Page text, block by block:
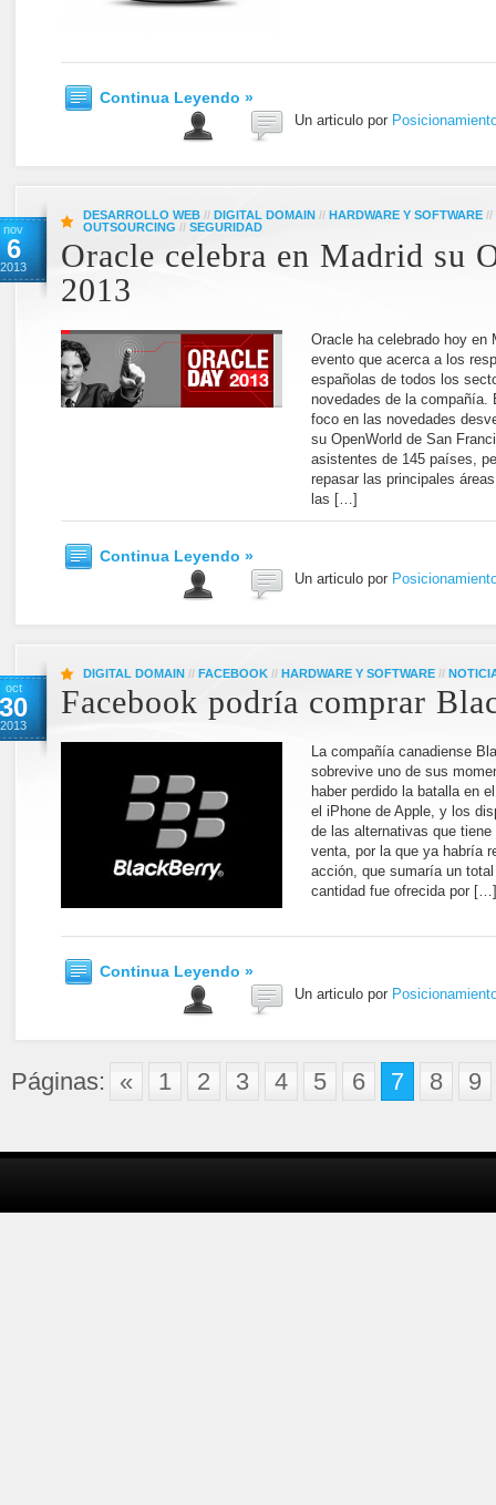
Continua Leyendo »
Un articulo por
nov
6
2013
DESARROLLO WEB // DIGITAL DOMAIN // HARDWARE Y SOFTWARE //
OUTSOURCING // SEGURIDAD
Oracle celebra en Madrid su
2013
Oracle ha celebrado hoy en
evento que acerca a los
españolas de todos los
novedades de la compañía.
foco en las novedades
su OpenWorld de San
asistentes de 145 países,
repasar las principales
las […]
Continua Leyendo »
Un articulo por
oct
30
2013
DIGITAL DOMAIN // FACEBOOK // HARDWARE Y SOFTWARE //
Facebook podría comprar
La compañía canadiense
sobrevive uno de sus
haber perdido la batalla en
el iPhone de Apple, y los
de las alternativas que
venta, por la que ya habría
acción, que sumaría un
cantidad fue ofrecida por […]
Continua Leyendo »
Un articulo por
Páginas: « 1 2 3 4 5 6 7 8 9